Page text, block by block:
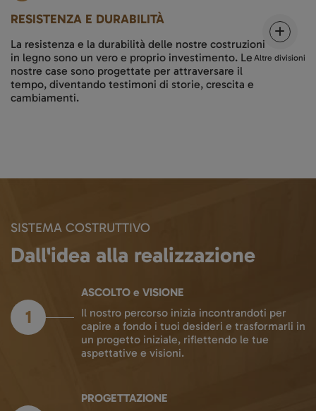
RESISTENZA E DURABILITÀ
La resistenza e la durabilità delle nostre costruzioni
in legno sono un vero e proprio investimento. Le
nostre case sono progettate per attraversare il
tempo, diventando testimoni di storie, crescita e
cambiamenti.
SISTEMA COSTRUTTIVO
Dall'idea alla realizzazione
ASCOLTO e VISIONE
Il nostro percorso inizia incontrandoti per
capire a fondo i tuoi desideri e trasformarli in
un progetto iniziale, riflettendo le tue
aspettative e visioni.
1
PROGETTAZIONE
Altre divisioni